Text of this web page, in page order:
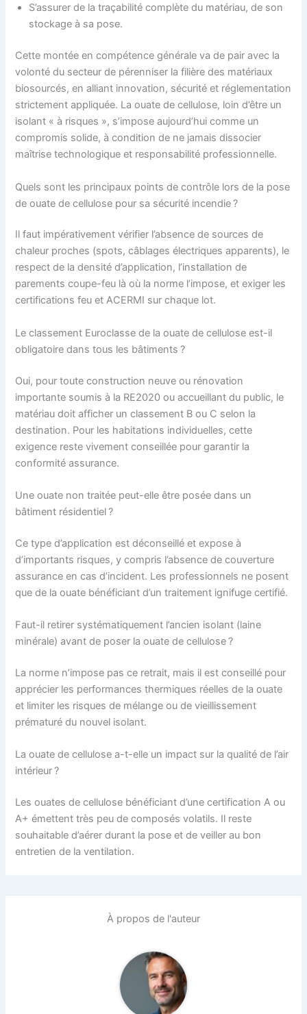
S’assurer de la traçabilité complète du matériau, de son
stockage à sa pose.
Cette montée en compétence générale va de pair avec la
volonté du secteur de pérenniser la filière des matériaux
biosourcés, en alliant innovation, sécurité et réglementation
strictement appliquée. La ouate de cellulose, loin d’être un
isolant « à risques », s’impose aujourd’hui comme un
compromis solide, à condition de ne jamais dissocier
maîtrise technologique et responsabilité professionnelle.
Quels sont les principaux points de contrôle lors de la pose
de ouate de cellulose pour sa sécurité incendie ?
Il faut impérativement vérifier l’absence de sources de
chaleur proches (spots, câblages électriques apparents), le
respect de la densité d’application, l’installation de
parements coupe-feu là où la norme l’impose, et exiger les
certifications feu et ACERMI sur chaque lot.
Le classement Euroclasse de la ouate de cellulose est-il
obligatoire dans tous les bâtiments ?
Oui, pour toute construction neuve ou rénovation
importante soumis à la RE2020 ou accueillant du public, le
matériau doit afficher un classement B ou C selon la
destination. Pour les habitations individuelles, cette
exigence reste vivement conseillée pour garantir la
conformité assurance.
Une ouate non traitée peut-elle être posée dans un
bâtiment résidentiel ?
Ce type d’application est déconseillé et expose à
d’importants risques, y compris l’absence de couverture
assurance en cas d’incident. Les professionnels ne posent
que de la ouate bénéficiant d’un traitement ignifuge certifié.
Faut-il retirer systématiquement l’ancien isolant (laine
minérale) avant de poser la ouate de cellulose ?
La norme n’impose pas ce retrait, mais il est conseillé pour
apprécier les performances thermiques réelles de la ouate
et limiter les risques de mélange ou de vieillissement
prématuré du nouvel isolant.
La ouate de cellulose a-t-elle un impact sur la qualité de l’air
intérieur ?
Les ouates de cellulose bénéficiant d’une certification A ou
A+ émettent très peu de composés volatils. Il reste
souhaitable d’aérer durant la pose et de veiller au bon
entretien de la ventilation.
À propos de l'auteur